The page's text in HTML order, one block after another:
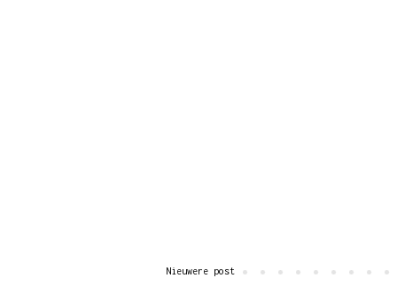
Nieuwere post